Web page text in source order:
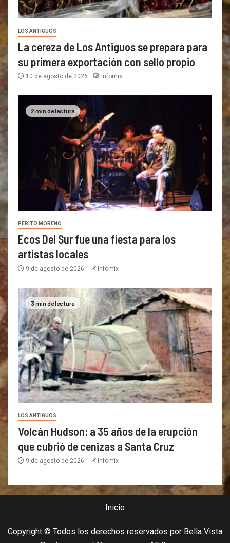
LOS ANTIGUOS
La cereza de Los Antiguos se prepara para
su primera exportación con sello propio
10 de agosto de 2026 Infomix
2 min de lectura
PERITO MORENO
Ecos Del Sur fue una fiesta para los
artistas locales
9 de agosto de 2026 Infomix
3 min de lectura
LOS ANTIGUOS
Volcán Hudson: a 35 años de la erupción
que cubrió de cenizas a Santa Cruz
9 de agosto de 2026 Infomix
Inicio
Copyright © Todos los derechos reservados por Bella Vista